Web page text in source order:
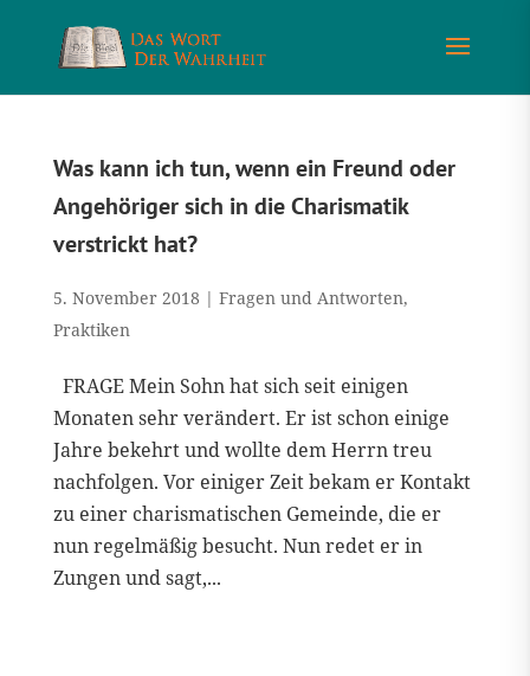
Was kann ich tun, wenn ein Freund oder
Angehöriger sich in die Charismatik
verstrickt hat?
5. November 2018 | Fragen und Antworten,
Praktiken
FRAGE Mein Sohn hat sich seit einigen
Monaten sehr verändert. Er ist schon einige
Jahre bekehrt und wollte dem Herrn treu
nachfolgen. Vor einiger Zeit bekam er Kontakt
zu einer charismatischen Gemeinde, die er
nun regelmäßig besucht. Nun redet er in
Zungen und sagt,...